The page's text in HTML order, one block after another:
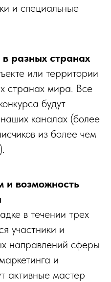
и специальные
разных странах
или территории
странах мира. Все
будут
каналах (более
из более чем
возможность
в течении трех
участники и
направлений сферы
и
активные мастер